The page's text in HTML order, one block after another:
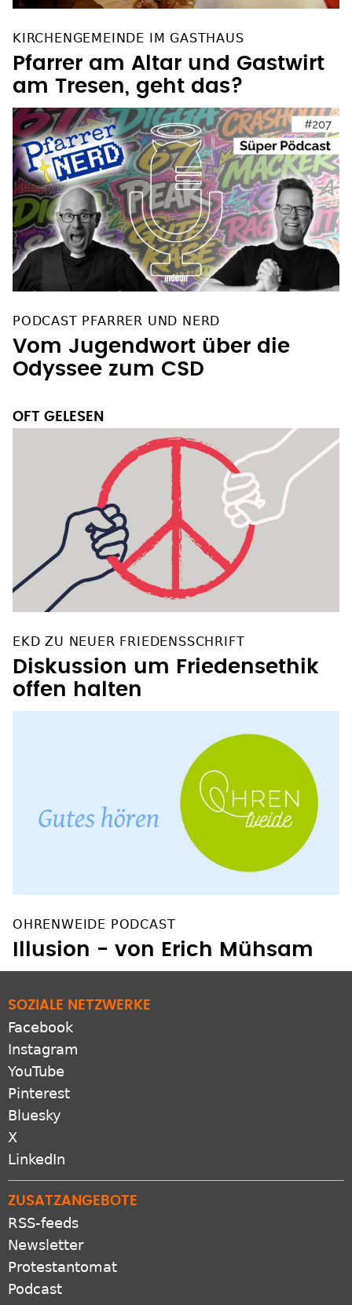
KIRCHENGEMEINDE IM GASTHAUS
Pfarrer am Altar und Gastwirt
am Tresen, geht das?
PODCAST PFARRER UND NERD
Vom Jugendwort über die
Odyssee zum CSD
OFT GELESEN
EKD ZU NEUER FRIEDENSSCHRIFT
Diskussion um Friedensethik
offen halten
OHRENWEIDE PODCAST
Illusion - von Erich Mühsam
SOZIALE NETZWERKE
Facebook
Instagram
YouTube
Pinterest
Bluesky
X
LinkedIn
ZUSATZANGEBOTE
RSS-feeds
Newsletter
Protestantomat
Podcast